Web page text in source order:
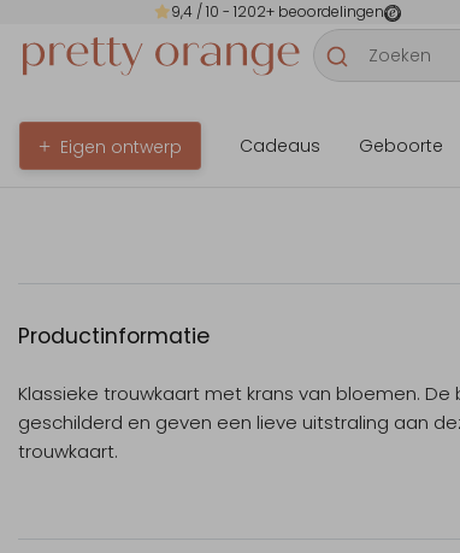
9,4/ 10 - 1202+ beoordelingen
Eigen ontwerp Cadeaus Geboorte
Productinformatie
Klassieke trouwkaart met krans van bloemen. De
geschilderd en geven een lieve uitstraling aan
trouwkaart.